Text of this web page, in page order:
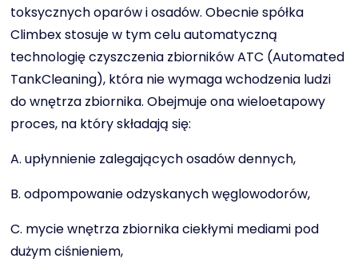
toksycznych oparów i osadów. Obecnie spółka
Climbex stosuje w tym celu automatyczną
technologię czyszczenia zbiorników ATC (Automated
TankCleaning), która nie wymaga wchodzenia ludzi
do wnętrza zbiornika. Obejmuje ona wieloetapowy
proces, na który składają się:
A. upłynnienie zalegających osadów dennych,
B. odpompowanie odzyskanych węglowodorów,
C. mycie wnętrza zbiornika ciekłymi mediami pod
dużym ciśnieniem,